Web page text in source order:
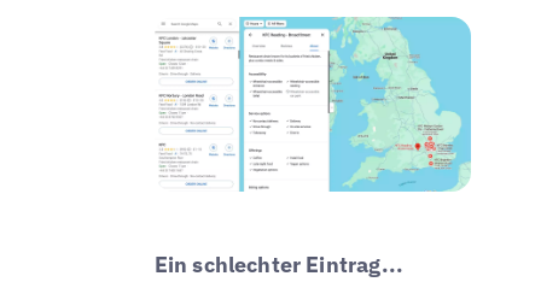
Ein schlechter Eintrag...